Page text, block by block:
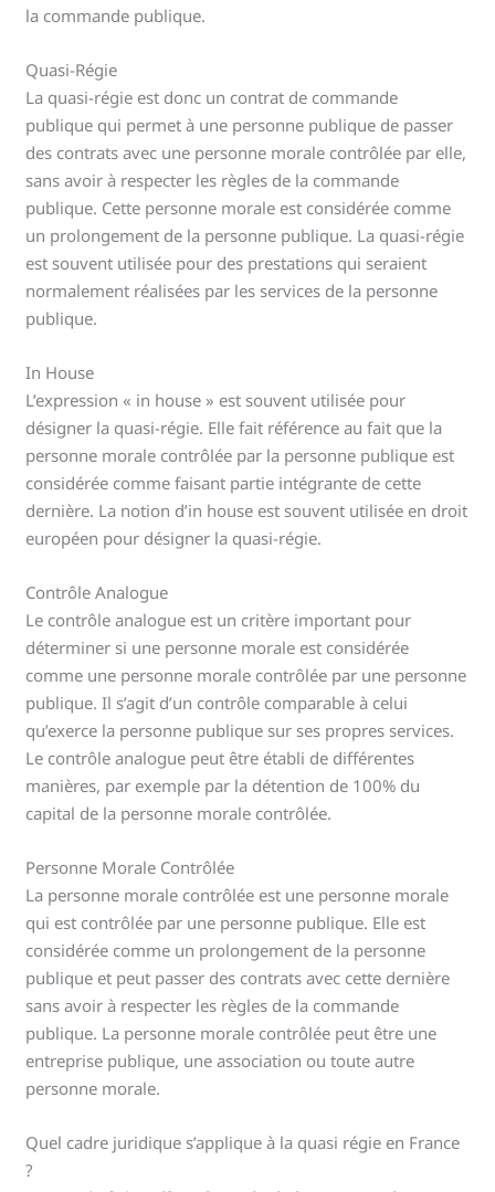
la commande publique.
Quasi-Régie
La quasi-régie est donc un contrat de commande
publique qui permet à une personne publique de passer
des contrats avec une personne morale contrôlée par elle,
sans avoir à respecter les règles de la commande
publique. Cette personne morale est considérée comme
un prolongement de la personne publique. La quasi-régie
est souvent utilisée pour des prestations qui seraient
normalement réalisées par les services de la personne
publique.
In House
L’expression « in house » est souvent utilisée pour
désigner la quasi-régie. Elle fait référence au fait que la
personne morale contrôlée par la personne publique est
considérée comme faisant partie intégrante de cette
dernière. La notion d’in house est souvent utilisée en droit
européen pour désigner la quasi-régie.
Contrôle Analogue
Le contrôle analogue est un critère important pour
déterminer si une personne morale est considérée
comme une personne morale contrôlée par une personne
publique. Il s’agit d’un contrôle comparable à celui
qu’exerce la personne publique sur ses propres services.
Le contrôle analogue peut être établi de différentes
manières, par exemple par la détention de 100% du
capital de la personne morale contrôlée.
Personne Morale Contrôlée
La personne morale contrôlée est une personne morale
qui est contrôlée par une personne publique. Elle est
considérée comme un prolongement de la personne
publique et peut passer des contrats avec cette dernière
sans avoir à respecter les règles de la commande
publique. La personne morale contrôlée peut être une
entreprise publique, une association ou toute autre
personne morale.
Quel cadre juridique s’applique à la quasi régie en France
?